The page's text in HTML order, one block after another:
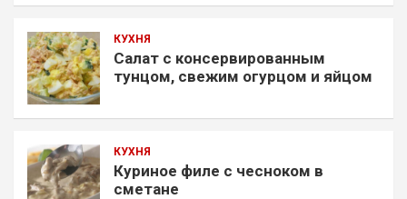
КУХНЯ
Салат с консервированным
тунцом, свежим огурцом и яйцом
КУХНЯ
Куриное филе с чесноком в
сметане